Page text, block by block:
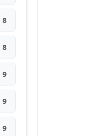
8
8
9
9
9